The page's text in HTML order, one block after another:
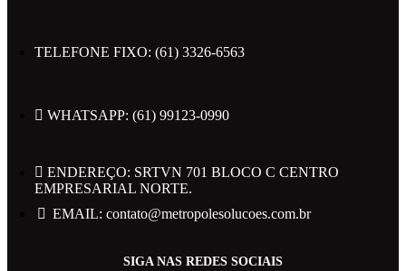
SIGA NAS REDES SOCIAIS
Políticas de Privacidade
TELEFONE FIXO: (61) 3326-6563
WHATSAPP: (61) 99123-0990
ENDEREÇO: SRTVN 701 BLOCO C CENTRO
EMPRESARIAL NORTE.
EMAIL: contato@metropolesolucoes.com.br
SIGA NAS REDES SOCIAIS